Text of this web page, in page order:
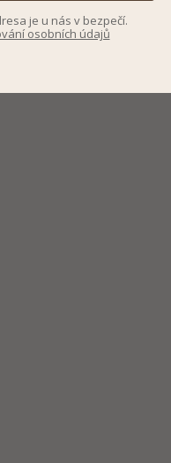
je u nás v bezpečí.
osobních údajů